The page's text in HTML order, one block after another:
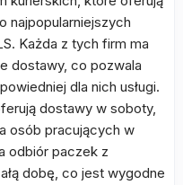
najpopularniejszych
Każda z tych firm ma
dostawy, co pozwala
dla nich usługi.
dostawy w soboty,
osób pracujących w
odbiór paczek z
dobę, co jest wygodne